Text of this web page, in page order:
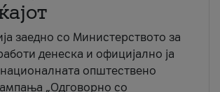
заедно со Министерството за
денеска и официјално ја
националната општествено
„Одговорно со